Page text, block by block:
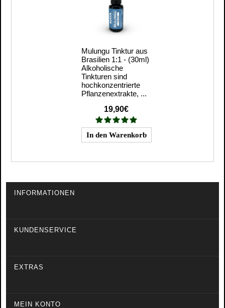
Mulungu Tinktur aus
Brasilien 1:1 - (30ml)
Alkoholische
Tinkturen sind
hochkonzentrierte
Pflanzenextrakte, ...
19,90€
INFORMATIONEN
KUNDENSERVICE
EXTRAS
MEIN KONTO